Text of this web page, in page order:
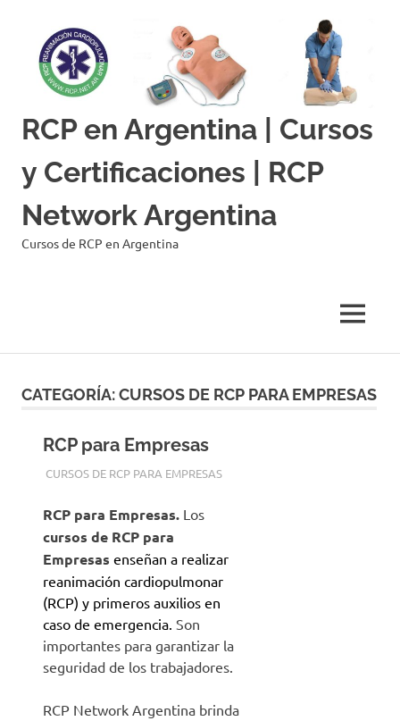
content
RCP en Argentina | Cursos
y Certificaciones | RCP
Network Argentina
Cursos de RCP en Argentina
MENU
CATEGORÍA:CURSOS DE RCP PARA EMPRESAS
RCP para Empresas
14 ABRIL, 2025
RCP.NET.AR
CURSOS DE RCP PARA EMPRESAS
RCP para Empresas. Los
cursos de RCP para
Empresas enseñan a realizar
reanimación cardiopulmonar
(RCP) y primeros auxilios en
caso de emergencia. Son
importantes para garantizar la
seguridad de los trabajadores.
RCP Network Argentina brinda